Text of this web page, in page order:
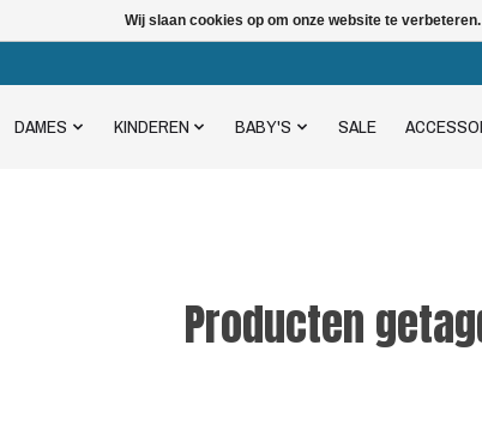
DAMES KINDEREN BABY'S SALE
Producten
Wij slaan cookies op om onze website te